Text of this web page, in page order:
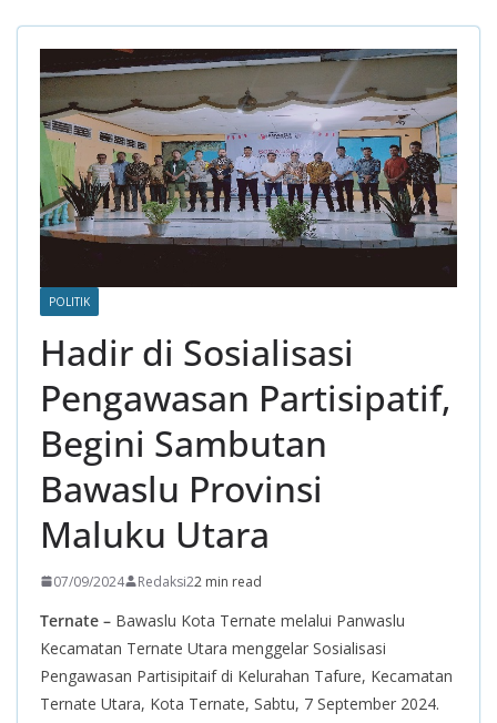
POLITIK
Hadir di Sosialisasi
Pengawasan Partisipatif,
Begini Sambutan
Bawaslu Provinsi
Maluku Utara
07/09/2024 Redaksi22 min read
Ternate – Bawaslu Kota Ternate melalui Panwaslu
Kecamatan Ternate Utara menggelar Sosialisasi
Pengawasan Partisipitaif di Kelurahan Tafure, Kecamatan
Ternate Utara, Kota Ternate, Sabtu, 7 September 2024.